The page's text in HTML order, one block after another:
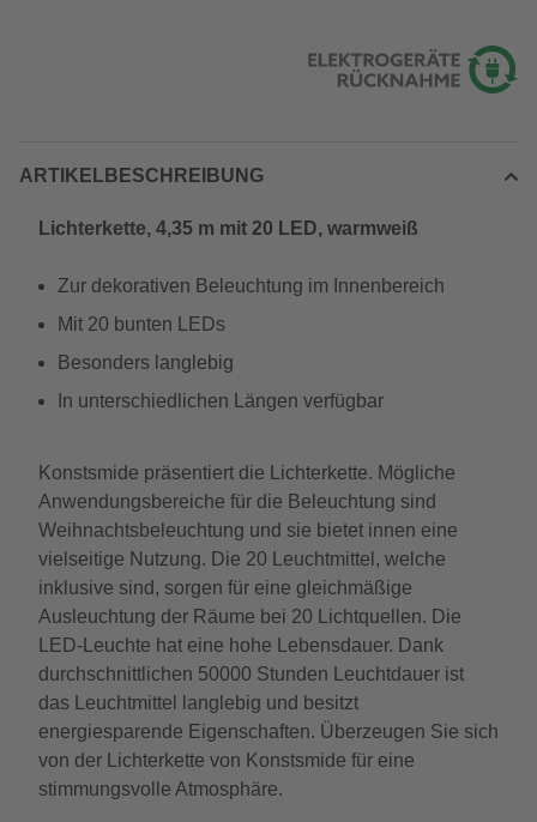
ARTIKELBESCHREIBUNG
Lichterkette, 4,35 m mit 20 LED, warmweiß
Zur dekorativen Beleuchtung im Innenbereich
Mit 20 bunten LEDs
Besonders langlebig
In unterschiedlichen Längen verfügbar
Konstsmide präsentiert die Lichterkette. Mögliche
Anwendungsbereiche für die Beleuchtung sind
Weihnachtsbeleuchtung und sie bietet innen eine
vielseitige Nutzung. Die 20 Leuchtmittel, welche
inklusive sind, sorgen für eine gleichmäßige
Ausleuchtung der Räume bei 20 Lichtquellen. Die
LED-Leuchte hat eine hohe Lebensdauer. Dank
durchschnittlichen 50000 Stunden Leuchtdauer ist
das Leuchtmittel langlebig und besitzt
energiesparende Eigenschaften. Überzeugen Sie sich
von der Lichterkette von Konstsmide für eine
stimmungsvolle Atmosphäre.